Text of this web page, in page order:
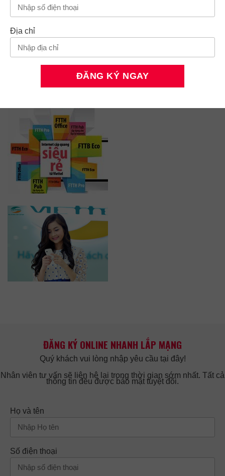
ĐĂNG KÝ ONLINE NHANH LẮP MẠNG
Quý khách vui lòng nhập yêu cầu tại đây!
Nhân viên tư vấn sẽ liên hệ lại trong thời gian sớm nhất. Tất cả
thông tin đều được bảo mật tuyệt đối.
Họ và tên
Số điện thoại
Địa chỉ